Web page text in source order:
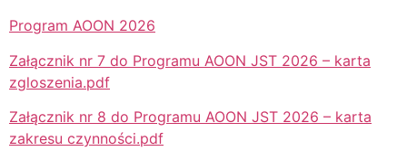
Program AOON 2026
Załącznik nr 7 do Programu AOON JST 2026 – karta
zgloszenia.pdf
Załącznik nr 8 do Programu AOON JST 2026 – karta
zakresu czynności.pdf